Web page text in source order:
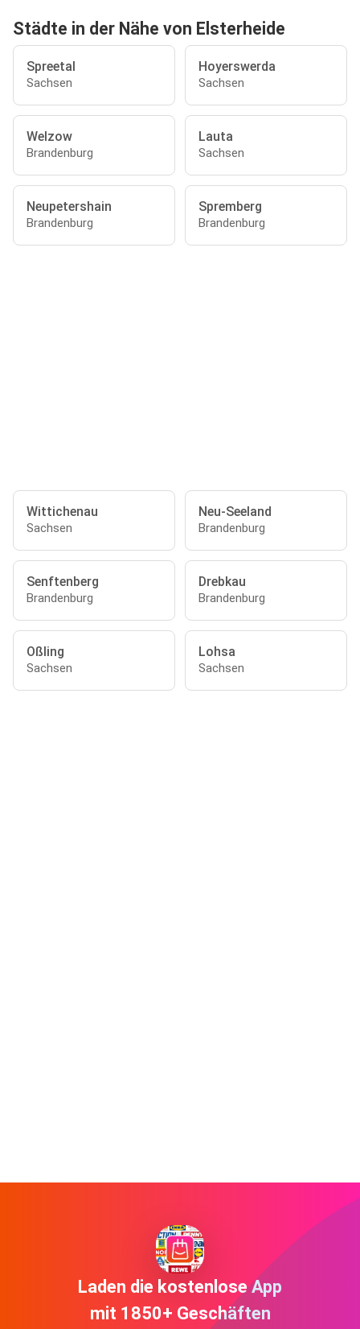
Städte in der Nähe von Elsterheide
Spreetal
Sachsen
Hoyerswerda
Sachsen
Welzow
Brandenburg
Lauta
Sachsen
Neupetershain
Brandenburg
Spremberg
Brandenburg
Wittichenau
Sachsen
Neu-Seeland
Brandenburg
Senftenberg
Brandenburg
Drebkau
Brandenburg
Oßling
Sachsen
Lohsa
Sachsen
Laden die kostenlose App
mit 1850+ Geschäften